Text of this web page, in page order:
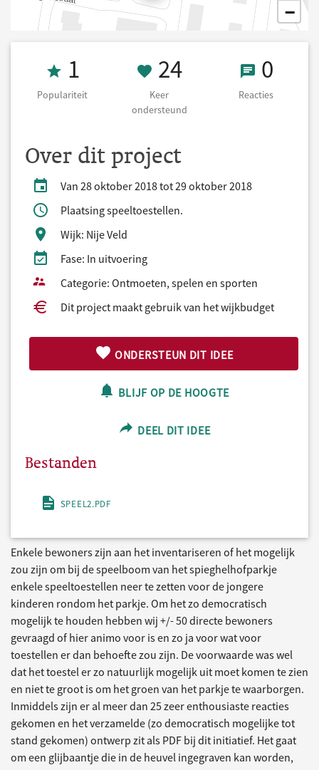
−
Populariteit 1
1
Populariteit
24 Keer
24
Keer
ondersteund
0 0
Reacties
Over dit project
Van 28 oktober 2018 tot 29 oktober 2018
Plaatsing speeltoestellen.
Wijk: Nije Veld
Fase: In uitvoering
Categorie: Ontmoeten, spelen en sporten
Dit project maakt gebruik van het wijkbudget
ONDERSTEUN DIT IDEE
BLIJF OP DE HOOGTE
DEEL DIT IDEE
Bestanden
SPEEL2.PDF
Enkele bewoners zijn aan het inventariseren of het mogelijk
zou zijn om bij de speelboom van het spieghelhofparkje
enkele speeltoestellen neer te zetten voor de jongere
kinderen rondom het parkje. Om het zo democratisch
mogelijk te houden hebben wij +/- 50 directe bewoners
gevraagd of hier animo voor is en zo ja voor wat voor
toestellen er dan behoefte zou zijn. De voorwaarde was wel
dat het toestel er zo natuurlijk mogelijk uit moet komen te zien
en niet te groot is om het groen van het parkje te waarborgen.
Inmiddels zijn er al meer dan 25 zeer enthousiaste reacties
gekomen en het verzamelde (zo democratisch mogelijke tot
stand gekomen) ontwerp zit als PDF bij dit initiatief. Het gaat
om een glijbaantje die in de heuvel ingegraven kan worden,